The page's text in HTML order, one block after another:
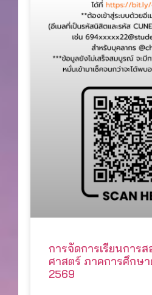
การจัดการเรียนการ
ศาสตร์ ภาคการศึกษ
2569